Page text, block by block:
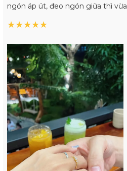
ngón áp út, đeo ngón giữa thì vừa
★★★★★